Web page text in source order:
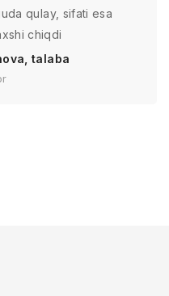
qulay, sifati esa
chiqdi
talaba